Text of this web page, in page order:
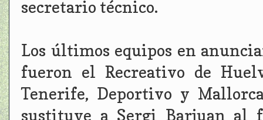
secretario técnico.
Los últimos equipos en
fueron el Recreativo de
Tenerife, Deportivo y
sustituye a Sergi Barjuan al